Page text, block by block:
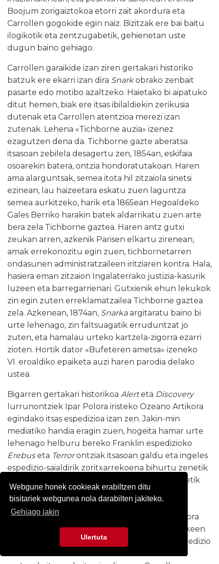
Webgune honek cookieak erabiltzen ditu
bisitariek webgunea nola darabilten jakiteko.
Gehiago jakin
Ulertuta
Boojum zorigaiztokoa etorri zait akordura eta
Carrollen gogokide egin naiz. Bizitzak ere bai baitu
ilogikotik eta zentzugabetik, gehienetan uste
dugun baino gehiago.
Carrollen garaikide izan ziren gertakari historiko
batzuk ere ekarri izan dira Snarkobrako zenbait
pasarte edo motibo azaltzeko. Haietako bi aipatuko
ditut hemen, biak ere itsas ibilaldiekin zerikusia
dutenak eta Carrollen atentzioa merezi izan
zutenak. Lehena «Tichborne auzia» izenez
ezagutzen dena da. Tichborne gazte aberatsa
itsasoan zebilela desagertu zen, 1854an, eskifaia
osoarekin batera, ontzia hondoratutakoan. Haren
ama alarguntsak, semea itota hil zitzaiola sinetsi
ezinean, lau haizeetara eskatu zuen laguntza
semea aurkitzeko, harik eta 1865ean Hegoaldeko
Gales Berriko harakin batek aldarrikatu zuen arte
bera zela Tichborne gaztea. Haren antz gutxi
zeukan arren, azkenik Parisen elkartu zirenean,
amak errekonozitu egin zuen, tichbornetarren
ondasunen administratzaileen iritziaren kontra. Hala,
hasiera eman zitzaion Ingalaterrako justizia-kasurik
luzeen eta barregarrienari. Gutxienik ehun lekukok
zin egin zuten erreklamatzailea Tichborne gaztea
zela. Azkenean, 1874an, Snarkaargitaratu baino bi
urte lehenago, zin faltsuagatik erruduntzat jo
zuten, eta hamalau urteko kartzela-zigorra ezarri
zioten. Hortik dator «Bufeteren ametsa» izeneko
VI. eroaldiko epaiketa auzi haren parodia delako
ustea.
Bigarren gertakari historikoa Alerteta Discovery
lurrunontziek Ipar Polora iristeko Ozeano Artikora
egindako itsas espedizioa izan zen. Jakin-min
mediatiko handia eragin zuen, hogeita hamar urte
lehenago helburu bereko Franklin espedizioko
Erebuseta Terrorontziak itsasoan galdu eta ingeles
espedizio-saialdirik zoritxarrekoena bihurtu zenetik
ez zelako berriro halakorik egin. Portsmouth-etik
abiatu ziren, 1875ean, eta hurrengo urteko
udazkenean itzuli, aurreikusi baino urtebete
lehenago, neke handiak pairatuta eta Ipar Polora
heldu gabe. HorrekSnarkaliburuan utz zezakeen
arrasto bat eskifaiaren antolaera zatekeen, espedizio
haietan bezala arlo eta lanbide askotako kidez